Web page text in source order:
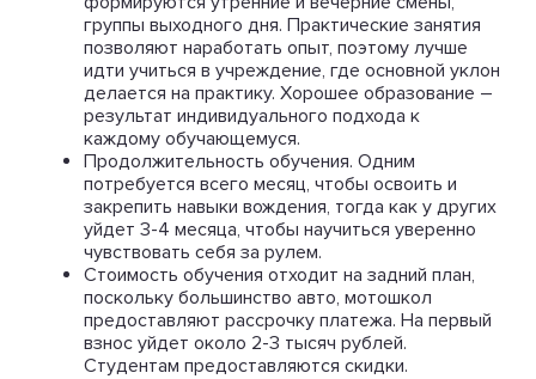
группы выходного дня. Практические занятия
позволяют наработать опыт, поэтому лучше
идти учиться в учреждение, где основной уклон
делается на практику. Хорошее образование –
результат индивидуального подхода к
каждому обучающемуся.
Продолжительность обучения. Одним
потребуется всего месяц, чтобы освоить и
закрепить навыки вождения, тогда как у других
уйдет 3-4 месяца, чтобы научиться уверенно
чувствовать себя за рулем.
Стоимость обучения отходит на задний план,
поскольку большинство авто, мотошкол
предоставляют рассрочку платежа. На первый
взнос уйдет около 2-3 тысяч рублей.
Студентам предоставляются скидки.